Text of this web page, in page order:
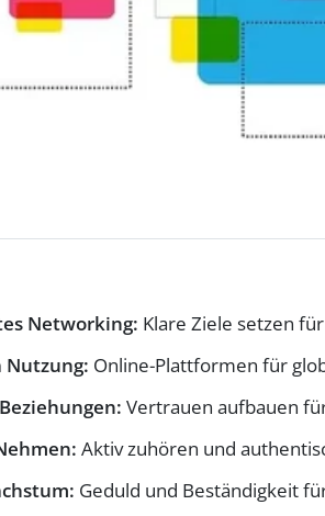
Networking: Klare Ziele setzen
Nutzung: Online-Plattformen für
Vertrauen aufbauen
Aktiv zuhören und
Geduld und Beständigkeit